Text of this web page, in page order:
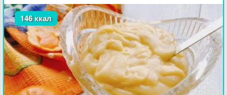
146 ккал